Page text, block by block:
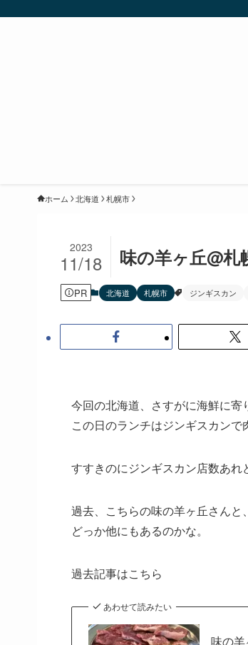
ホーム 北海道 札幌市
味の羊ヶ丘@
2023
11/18
PR 北海道 札幌市 ジンギスカン
今回の北海道、さすがに海鮮に寄
この日のランチはジンギスカンで
すすきのにジンギスカン店数あれ
過去、こちらの味の羊ヶ丘さんと
どっか他にもあるのかな。
過去記事はこちら
あわせて読みたい
味の